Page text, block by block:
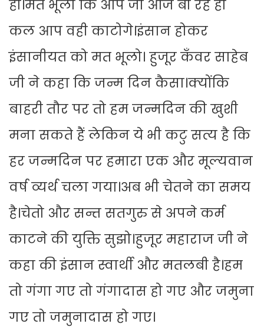
हो।मत भूलो कि आप जो आज बो रहे हो
कल आप वही काटोगे।इंसान होकर
इंसानीयत को मत भूलो। हुजूर कँवर साहेब
जी ने कहा कि जन्म दिन कैसा।क्योंकि
बाहरी तौर पर तो हम जन्मदिन की खुशी
मना सकते हैं लेकिन ये भी कटु सत्य है कि
हर जन्मदिन पर हमारा एक और मूल्यवान
वर्ष व्यर्थ चला गया।अब भी चेतने का समय
है।चेतो और सन्त सतगुरु से अपने कर्म
काटने की युक्ति सुझो।हुजूर महाराज जी ने
कहा की इंसान स्वार्थी और मतलबी है।हम
तो गंगा गए तो गंगादास हो गए और जमुना
गए तो जमुनादास हो गए।